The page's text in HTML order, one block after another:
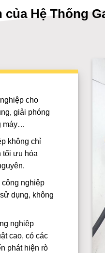
của Hệ Thống
cho
giải phóng
máy…
không chỉ
tối ưu hóa
công nghiệp
dụng, không
nghiệp
cao, có các
phát hiện rò